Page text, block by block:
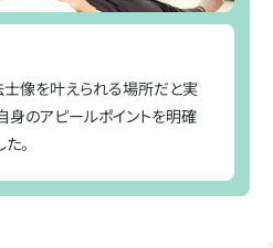
像を叶えられる場所だと実
身のアピールポイントを明確
。